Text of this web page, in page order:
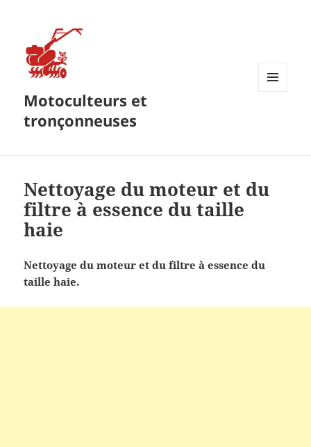
Motoculteurs et
tronçonneuses
Nettoyage du moteur et du
filtre à essence du taille
haie
Nettoyage du moteur et du filtre à essence du
taille haie.